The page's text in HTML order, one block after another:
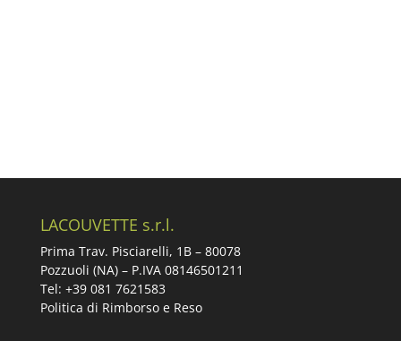
LACOUVETTE s.r.l.
Prima Trav. Pisciarelli, 1B – 80078
Pozzuoli (NA) – P.IVA 08146501211
Tel: +39 081 7621583
Politica di Rimborso e Reso